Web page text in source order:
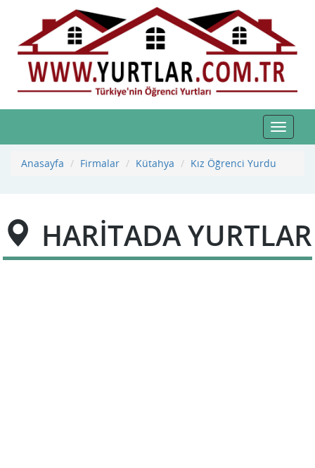
Toggle
Anasayfa
Firmalar Kütahya Kız Öğrenci Yurdu
HARİTADA YURTLAR